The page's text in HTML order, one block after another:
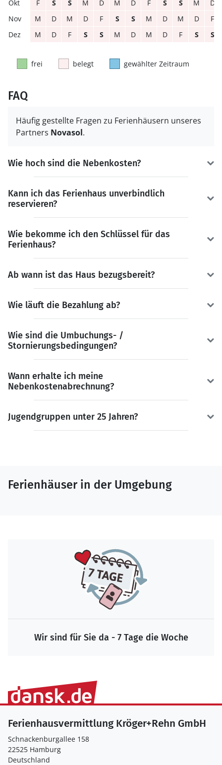
F S S M D M D F S S M
D
M
D M D F S S M D M D
F
M
D F S S M D M D F S S
frei belegt gewählter Zeitraum
FAQ
Häufig gestellte Fragen zu Ferienhäusern unseres
Partners Novasol.
Wie hoch sind die Nebenkosten?
Kann ich das Ferienhaus unverbindlich
reservieren?
Wie bekomme ich den Schlüssel für das
Ferienhaus?
Ab wann ist das Haus bezugsbereit?
Wie läuft die Bezahlung ab?
Wie sind die Umbuchungs- /
Stornierungsbedingungen?
Wann erhalte ich meine
Nebenkostenabrechnung?
Jugendgruppen unter 25 Jahren?
Ferienhäuser in der Umgebung
Wir sind für Sie da - 7 Tage die Woche
Ferienhausvermittlung Kröger+Rehn GmbH
Schnackenburgallee 158
22525 Hamburg
Deutschland